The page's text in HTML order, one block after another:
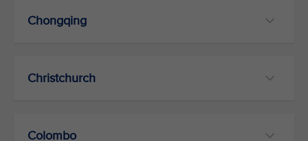
Chongqing
Christchurch
Colombo